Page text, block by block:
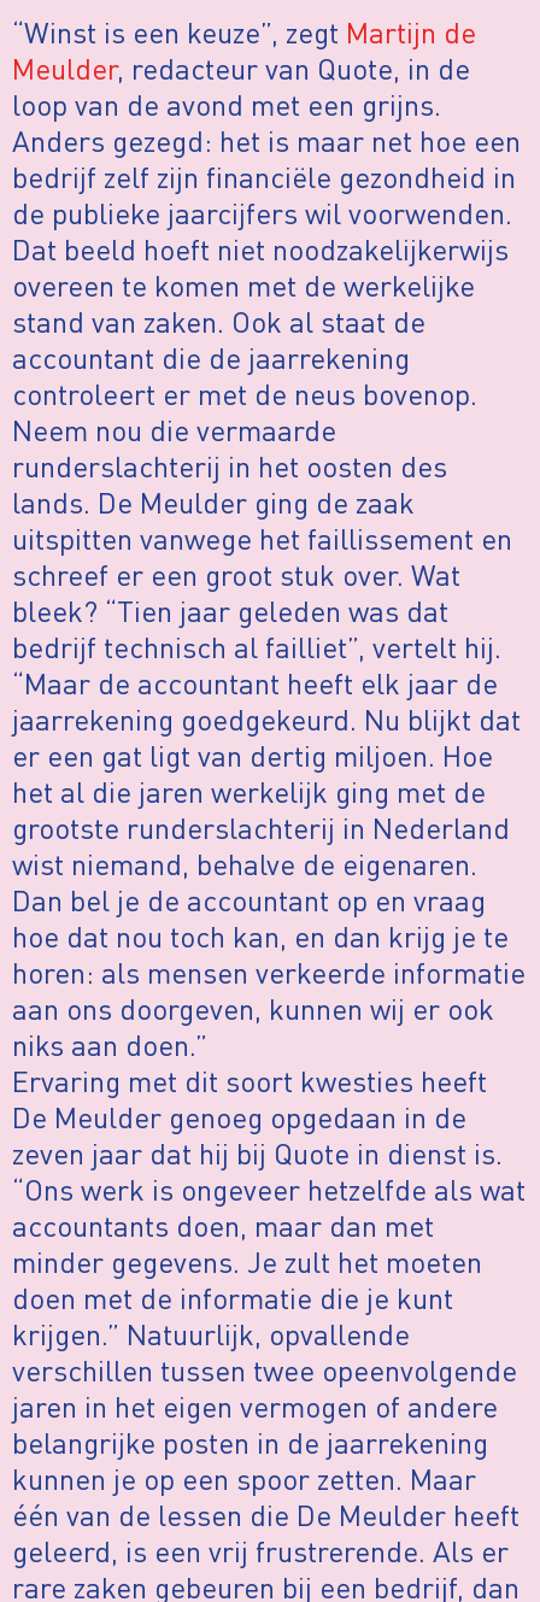
“Winst is een keuze”, zegt Martijn de
Meulder, redacteur van Quote, in de
loop van de avond met een grijns.
Anders gezegd: het is maar net hoe een
bedrijf zelf zijn financiële gezondheid in
de publieke jaarcijfers wil voorwenden.
Dat beeld hoeft niet noodzakelijkerwijs
overeen te komen met de werkelijke
stand van zaken. Ook al staat de
accountant die de jaarrekening
controleert er met de neus bovenop.
Neem nou die vermaarde
runderslachterij in het oosten des
lands. De Meulder ging de zaak
uitspitten vanwege het faillissement en
schreef er een groot stuk over. Wat
bleek? “Tien jaar geleden was dat
bedrijf technisch al failliet”, vertelt hij.
“Maar de accountant heeft elk jaar de
jaarrekening goedgekeurd. Nu blijkt dat
er een gat ligt van dertig miljoen. Hoe
het al die jaren werkelijk ging met de
grootste runderslachterij in Nederland
wist niemand, behalve de eigenaren.
Dan bel je de accountant op en vraag
hoe dat nou toch kan, en dan krijg je te
horen: als mensen verkeerde informatie
aan ons doorgeven, kunnen wij er ook
niks aan doen.”
Ervaring met dit soort kwesties heeft
De Meulder genoeg opgedaan in de
zeven jaar dat hij bij Quote in dienst is.
“Ons werk is ongeveer hetzelfde als wat
accountants doen, maar dan met
minder gegevens. Je zult het moeten
doen met de informatie die je kunt
krijgen.” Natuurlijk, opvallende
verschillen tussen twee opeenvolgende
jaren in het eigen vermogen of andere
belangrijke posten in de jaarrekening
kunnen je op een spoor zetten. Maar
één van de lessen die De Meulder heeft
geleerd, is een vrij frustrerende. Als er
rare zaken gebeuren bij een bedrijf, dan